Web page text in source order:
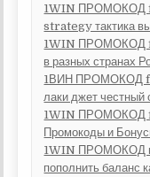
1WIN ПРОМОКОД
strategy тактика
1WIN ПРОМОКОД
в разных странах
1ВИН ПРОМОКОД
лаки джет честный
1WIN ПРОМОКОД
Промокоды и
1WIN ПРОМОКОД
пополнить баланс